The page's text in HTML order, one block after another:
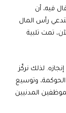
فيه، أن
رأس المال
تمت تلبية
إنجازه. لذلك نركّز
وتوسيع
المدنيين